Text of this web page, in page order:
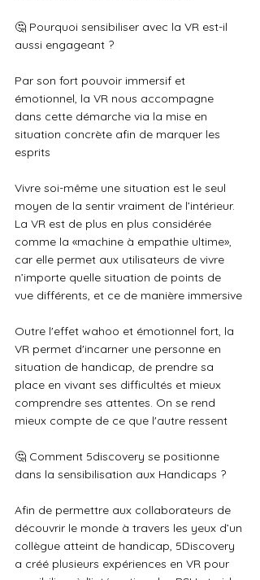
🤔 Pourquoi sensibiliser avec la VR est-il
aussi engageant ?
Par son fort pouvoir immersif et
émotionnel, la VR nous accompagne
dans cette démarche via la mise en
situation concrète afin de marquer les
esprits
Vivre soi-même une situation est le seul
moyen de la sentir vraiment de l’intérieur.
La VR est de plus en plus considérée
comme la «machine à empathie ultime»,
car elle permet aux utilisateurs de vivre
n’importe quelle situation de points de
vue différents, et ce de manière immersive
Outre l'effet wahoo et émotionnel fort, la
VR permet d'incarner une personne en
situation de handicap, de prendre sa
place en vivant ses difficultés et mieux
comprendre ses attentes. On se rend
mieux compte de ce que l'autre ressent
🤔 Comment 5discovery se positionne
dans la sensibilisation aux Handicaps ?
Afin de permettre aux collaborateurs de
découvrir le monde à travers les yeux d’un
collègue atteint de handicap, 5Discovery
a créé plusieurs expériences en VR pour